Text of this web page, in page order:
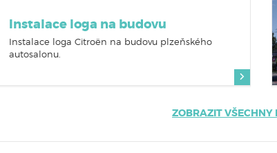
Instalace loga na budovu
Instalace loga Citroën na budovu plzeňského
autosalonu.
ZOBRAZIT VŠECHNY